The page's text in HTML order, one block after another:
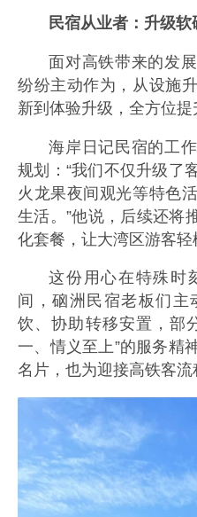
民宿从业者：升级
面对高铁带来的发
纷纷主动作为，从设施
新到体验升级，全方位提
海岸日记民宿的工
规划：“我们不仅升级了
火龙果夜间观光等特色
生活。”他说，后续还将
化套餐，让大湾区游客轻
这份用心在特殊时
间，硇洲民宿老板们主
饮、协助转移安置，部
一、情义至上”的服务精
名片，也为迎接高铁客流